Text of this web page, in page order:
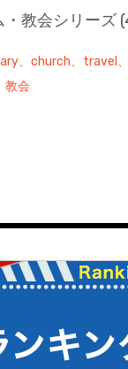
教会シリーズ
、church、travel
教会